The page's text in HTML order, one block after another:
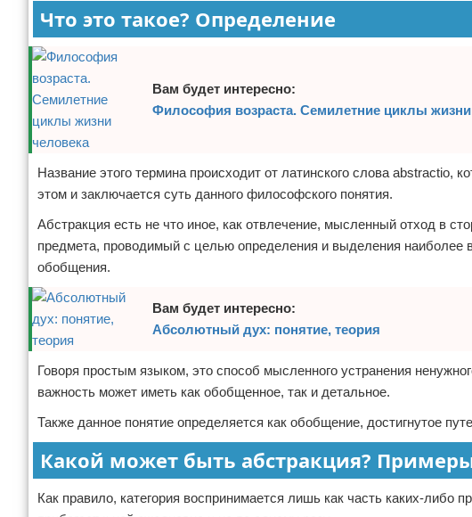
Что это такое? Определение
Вам будет интересно:
Философия возраста. Семилетние циклы жизни
Название этого термина происходит от латинского слова abstractio,
этом и заключается суть данного философского понятия.
Абстракция есть не что иное, как отвлечение, мысленный отход в
предмета, проводимый с целью определения и выделения
обобщения.
Вам будет интересно:
Абсолютный дух: понятие, теория
Говоря простым языком, это способ мысленного устранения
важность может иметь как обобщенное, так и детальное.
Также данное понятие определяется как обобщение, достигнутое
Какой может быть абстракция?
Как правило, категория воспринимается лишь как часть каких-